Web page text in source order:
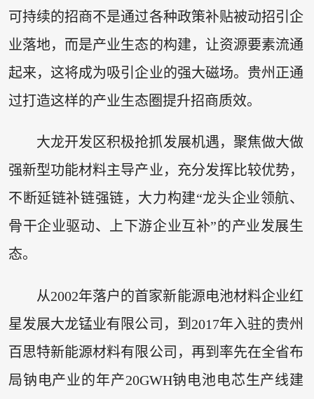
可持续的招商不是通过各种政策补贴被动招引企
业落地，而是产业生态的构建，让资源要素流通
起来，这将成为吸引企业的强大磁场。贵州正通
过打造这样的产业生态圈提升招商质效。
大龙开发区积极抢抓发展机遇，聚焦做大做
强新型功能材料主导产业，充分发挥比较优势，
不断延链补链强链，大力构建“龙头企业领航、
骨干企业驱动、上下游企业互补”的产业发展生
态。
从2002年落户的首家新能源电池材料企业红
星发展大龙锰业有限公司，到2017年入驻的贵州
百思特新能源材料有限公司，再到率先在全省布
局钠电产业的年产20GWH钠电池电芯生产线建